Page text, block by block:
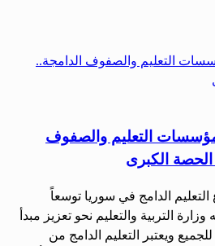
طالباً بمؤسسات التعليم والصفوف
الكبرى
الدامج في سوريا توسعاً
التربية والتعليم نحو تعزيز مبدأ
ويعتبر التعليم الدامج من